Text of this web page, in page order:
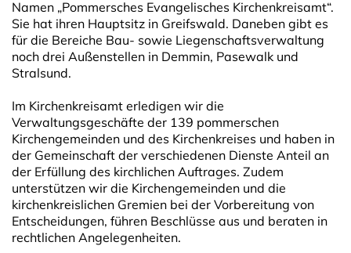
Namen „Pommersches Evangelisches Kirchenkreisamt“.
Sie hat ihren Hauptsitz in Greifswald. Daneben gibt es
für die Bereiche Bau- sowie Liegenschaftsverwaltung
noch drei Außenstellen in Demmin, Pasewalk und
Stralsund.
Im Kirchenkreisamt erledigen wir die
Verwaltungsgeschäfte der 139 pommerschen
Kirchengemeinden und des Kirchenkreises und haben in
der Gemeinschaft der verschiedenen Dienste Anteil an
der Erfüllung des kirchlichen Auftrages. Zudem
unterstützen wir die Kirchengemeinden und die
kirchenkreislichen Gremien bei der Vorbereitung von
Entscheidungen, führen Beschlüsse aus und beraten in
rechtlichen Angelegenheiten.